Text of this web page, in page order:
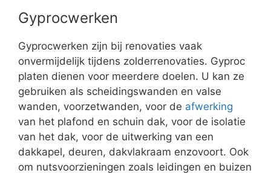
Gyprocwerken
Gyprocwerken zijn bij renovaties vaak
onvermijdelijk tijdens zolderrenovaties. Gyproc
platen dienen voor meerdere doelen. U kan ze
gebruiken als scheidingswanden en valse
wanden, voorzetwanden, voor de afwerking
van het plafond en schuin dak, voor de isolatie
van het dak, voor de uitwerking van een
dakkapel, deuren, dakvlakraam enzovoort. Ook
om nutsvoorzieningen zoals leidingen en buizen